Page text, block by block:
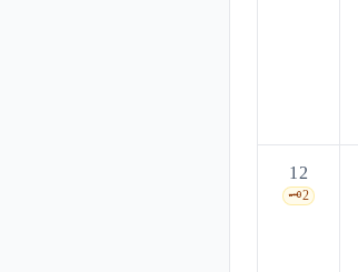
12
🗝️2